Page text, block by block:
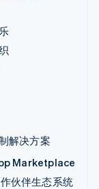
解决方案
Marketplace
伙伴生态系统